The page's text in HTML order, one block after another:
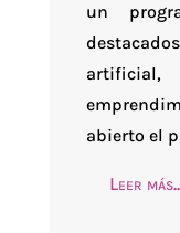
un
abierto el
Leer